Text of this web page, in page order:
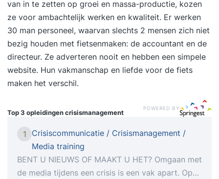
van in te zetten op groei en massa-productie, kozen
ze voor ambachtelijk werken en kwaliteit. Er werken
30 man personeel, waarvan slechts 2 mensen zich niet
bezig houden met fietsenmaken: de accountant en de
directeur. Ze adverteren nooit en hebben een simpele
website. Hun vakmanschap en liefde voor de fiets
maken het verschil.
Top 3 opleidingencrisismanagement
POWERED BY
1
Crisiscommunicatie / Crisismanagement /
Media training
BENT U NIEUWS OF MAAKT U HET? Omgaan met
de media tijdens een crisis is een vak apart. Op